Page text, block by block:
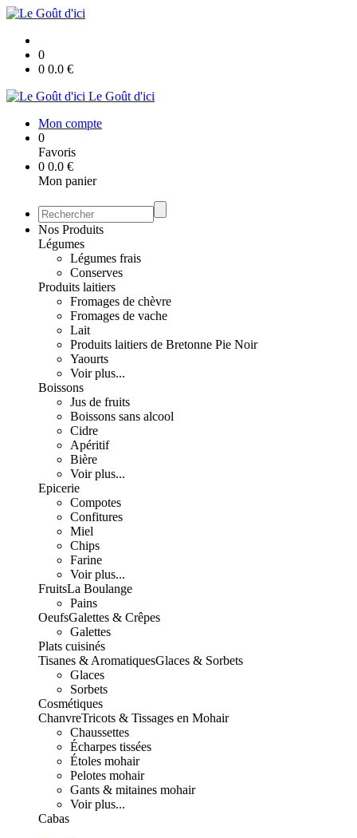
0
0 0.0 €
Le Goût d'ici
Mon compte
0
Favoris
0 0.0 €
Mon panier
Nos Produits
Légumes
Légumes frais
Conserves
Produits laitiers
Fromages de chèvre
Fromages de vache
Lait
Produits laitiers de Bretonne Pie Noir
Yaourts
Voir plus...
Boissons
Jus de fruits
Boissons sans alcool
Cidre
Apéritif
Bière
Voir plus...
Epicerie
Compotes
Confitures
Miel
Chips
Farine
Voir plus...
FruitsLa Boulange
Pains
OeufsGalettes & Crêpes
Galettes
Plats cuisinés
Tisanes & AromatiquesGlaces & Sorbets
Glaces
Sorbets
Cosmétiques
ChanvreTricots & Tissages en Mohair
Chaussettes
Écharpes tissées
Étoles mohair
Pelotes mohair
Gants & mitaines mohair
Voir plus...
Cabas